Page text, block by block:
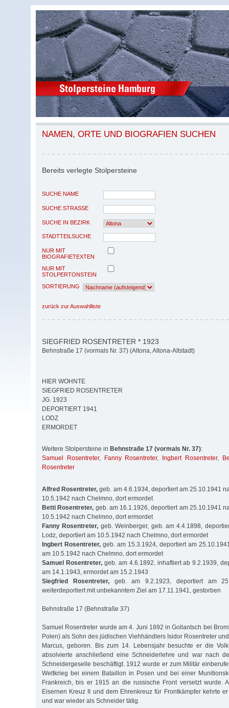
NAMEN, ORTE UND BIOGRAFIEN SUCHEN
Bereits verlegte Stolpersteine
SUCHE NAME
SUCHE STRASSE
SUCHE IN BEZIRK
STADTTEILSUCHE
NUR MIT
BIOGRAFIETEXTEN
NUR MIT
STOLPERTONSTEIN
SORTIERUNG
zurück zur Auswahlliste
SIEGFRIED ROSENTRETER * 1923
Behnstraße 17 (vormals Nr. 37) (Altona, Altona-Altstadt)
HIER WOHNTE
SIEGFRIED ROSENTRETER
JG. 1923
DEPORTIERT 1941
LODZ
ERMORDET
Weitere Stolpersteine in Behnstraße 17 (vormals Nr. 37):
Samuel Rosentreter, Fanny Rosentreter, Ingbert Rosentreter,
Rosentreter
Alfred Rosentreter, geb. am 4.6.1934, deportiert am 25.10.1941
10.5.1942 nach Chelmno, dort ermordet
Betti Rosentreter, geb. am 16.1.1926, deportiert am 25.10.1941
10.5.1942 nach Chelmno, dort ermordet
Fanny Rosentreter, geb. Weinberger, geb. am 4.4.1898,
Lodz, deportiert am 10.5.1942 nach Chelmno, dort ermordet
Ingbert Rosentreter, geb. am 15.3.1924, deportiert am
am 10.5.1942 nach Chelmno, dort ermordet
Samuel Rosentreter,geb. am 4.6.1892, inhaftiert ab 9.2.1939,
am 14.1.1943, ermordet am 15.2.1943
Siegfried Rosentreter,geb. am 9.2.1923, deportiert am
weiterdeportiert mit unbekanntem Ziel am 17.11.1941, gestorben
Behnstraße 17 (Behnstraße 37)
Samuel Rosentreter wurde am 4. Juni 1892 in Gollantsch bei
Polen) als Sohn des jüdischen Viehhändlers Isidor Rosentreter
Marcus, geboren. Bis zum 14. Lebensjahr besuchte er die
absolvierte anschließend eine Schneiderlehre und war nach
Schneidergeselle beschäftigt. 1912 wurde er zum Militär
Weltkrieg bei einem Bataillon in Posen und bei einer
Frankreich, bis er 1915 an die russische Front versetzt wurde.
Eisernen Kreuz II und dem Ehrenkreuz für Frontkämpfer kehrte
und war wieder als Schneider tätig.